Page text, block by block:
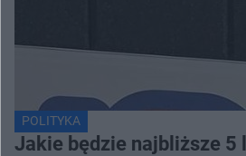
POLITYKA
Jakie będzie najbliższe 5